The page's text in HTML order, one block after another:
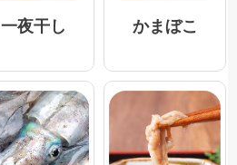
一夜干し かまぼこ